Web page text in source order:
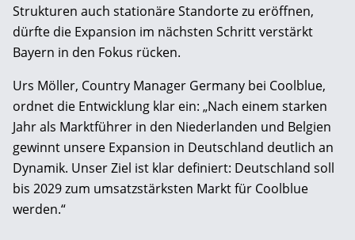
Strukturen auch stationäre Standorte zu eröffnen,
dürfte die Expansion im nächsten Schritt verstärkt
Bayern in den Fokus rücken.
Urs Möller, Country Manager Germany bei Coolblue,
ordnet die Entwicklung klar ein: „Nach einem starken
Jahr als Marktführer in den Niederlanden und Belgien
gewinnt unsere Expansion in Deutschland deutlich an
Dynamik. Unser Ziel ist klar definiert: Deutschland soll
bis 2029 zum umsatzstärksten Markt für Coolblue
werden.“